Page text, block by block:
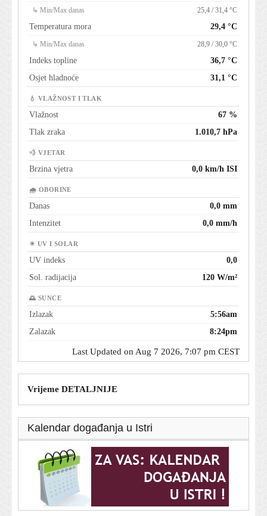
↳ Min/Max danas 25,4 / 31,4 °C
Temperatura mora 29,4 °C
↳ Min/Max danas 28,9 / 30,0 °C
Indeks topline
36,7 °C
Osjet hladnoće
31,1 °C
💧 VLAŽNOST I TLAK
Vlažnost
67 %
Tlak zraka
1.010,7 hPa
💨 VJETAR
Brzina vjetra 0,0 km/h ISI
🌧 OBORINE
Danas
0,0 mm
Intenzitet
0,0 mm/h
☀ UV I SOLAR
UV indeks
0,0
Sol. radijacija
120 W/m²
🌅 SUNCE
Izlazak
5:56am
Zalazak
8:24pm
Last Updated on Aug 7 2026, 7:07 pm CEST
Vrijeme DETALJNIJE
Kalendar događanja u Istri